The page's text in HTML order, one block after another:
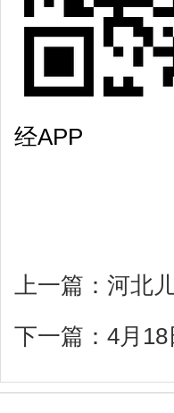
经APP
上一篇： 河北
下一篇： 4月